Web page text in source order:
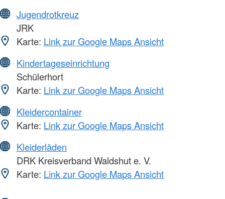
Jugendrotkreuz
JRK
Karte: Link zur Google Maps Ansicht
Kindertageseinrichtung
Schülerhort
Karte: Link zur Google Maps Ansicht
Kleidercontainer
Karte: Link zur Google Maps Ansicht
Kleiderläden
DRK Kreisverband Waldshut e. V.
Karte: Link zur Google Maps Ansicht